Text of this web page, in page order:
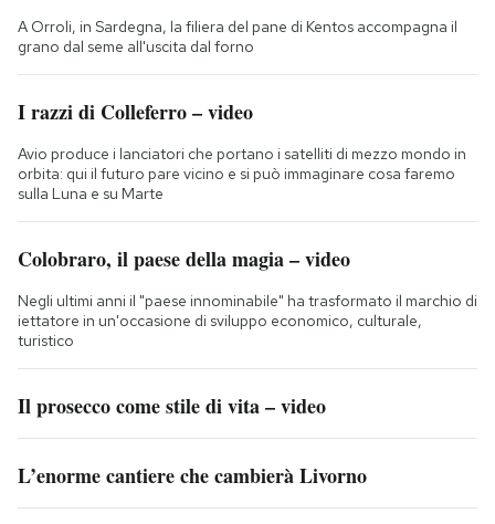
A Orroli, in Sardegna, la filiera del pane di Kentos accompagna il
grano dal seme all'uscita dal forno
I razzi di Colleferro – video
Avio produce i lanciatori che portano i satelliti di mezzo mondo in
orbita: qui il futuro pare vicino e si può immaginare cosa faremo
sulla Luna e su Marte
Colobraro, il paese della magia – video
Negli ultimi anni il "paese innominabile" ha trasformato il marchio di
iettatore in un'occasione di sviluppo economico, culturale,
turistico
Il prosecco come stile di vita – video
L’enorme cantiere che cambierà Livorno